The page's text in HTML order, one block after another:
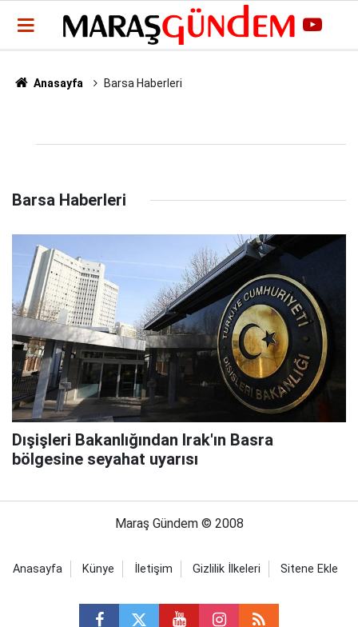
Anasayfa Barsa Haberleri
Barsa Haberleri
Dışişleri Bakanlığından Irak'ın Basra
bölgesine seyahat uyarısı
Maraş Gündem © 2008
Anasayfa Künye İletişim Gizlilik İlkeleri Sitene Ekle